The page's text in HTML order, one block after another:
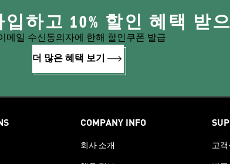
하고 10% 할인 혜택 받
메일 수신동의자에 한해 할인쿠폰 발급
더 많은 혜택 보기
COMPANY INFO
회사 소개 고객